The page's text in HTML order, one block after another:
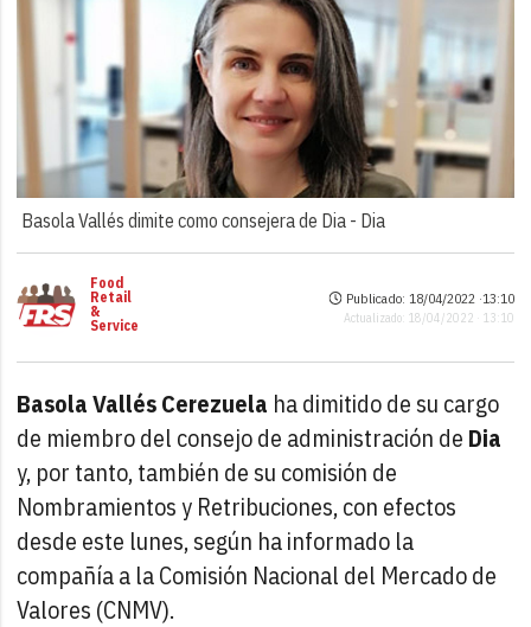
Basola Vallés dimite como consejera de Dia - Dia
Food
Retail
&
Service
Publicado: 18/04/2022 ·13:10
Actualizado: 18/04/2022 · 13:10
Basola Vallés Cerezuela ha dimitido de su cargo
de miembro del consejo de administración de Dia
y, por tanto, también de su comisión de
Nombramientos y Retribuciones, con efectos
desde este lunes, según ha informado la
compañía a la Comisión Nacional del Mercado de
Valores (CNMV).